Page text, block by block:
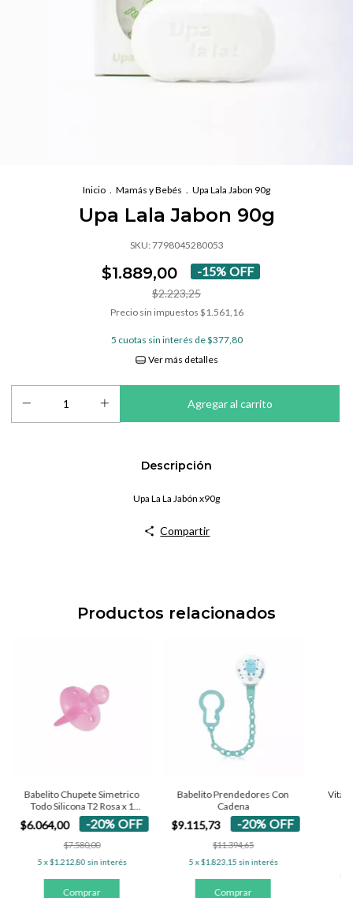
Inicio . Mamás y Bebés . Upa Lala Jabon 90g
Upa Lala Jabon 90g
SKU: 7798045280053
$1.889,00 -15% OFF
$2.223,25
Precio sin impuestos $1.561,16
5 cuotas sin interés de$377,80
Ver más detalles
Descripción
Upa La La Jabón x90g
Compartir
Productos relacionados
Babelito Chupete Simetrico
Todo Silicona T2 Rosa x 1
Unid Capacidad
$6.064,00 -20% OFF
$7.580,00
5x$1.212,80 sin interés
Babelito Prendedores Con
Cadena
$9.115,73 -20% OFF
$11.394,65
5 x$1.823,15 sin interés
Vital
5